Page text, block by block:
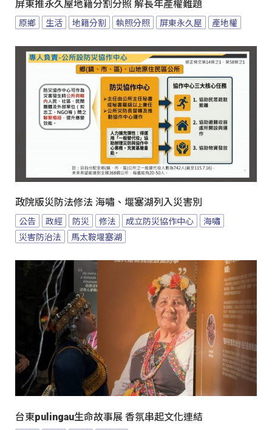
屏東推永久屋地籍分割分照 解長年產權難題
原鄉 生活 地籍分割 執照分照 屏東永久屋 產地權
政院版災防法修法 海嘯、堰塞湖列入災害別
公告 政經 防災 修法 成立防災協作中心
海嘯
災害防治法
馬太鞍堰塞湖
台東pulingau生命故事展 香氛串起文化連結